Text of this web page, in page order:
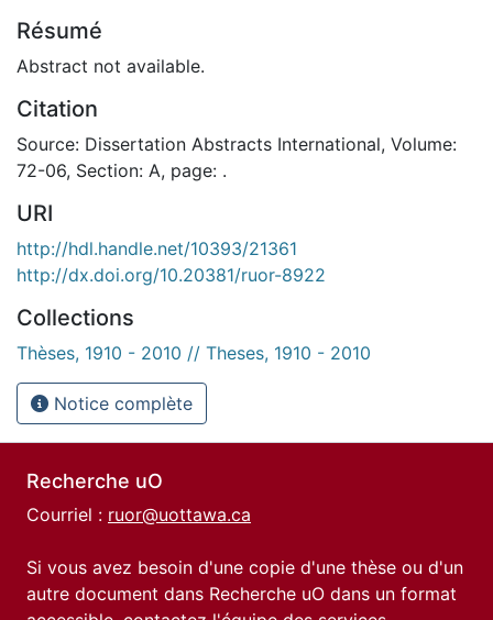
Résumé
Abstract not available.
Citation
Source: Dissertation Abstracts International, Volume:
72-06, Section: A, page: .
URI
http://hdl.handle.net/10393/21361
http://dx.doi.org/10.20381/ruor-8922
Collections
Thèses, 1910 - 2010 // Theses, 1910 - 2010
Notice complète
Recherche uO
Courriel : ruor@uottawa.ca
Si vous avez besoin d'une copie d'une thèse ou d'un
autre document dans Recherche uO dans un format